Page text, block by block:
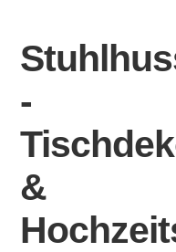
content
-
&